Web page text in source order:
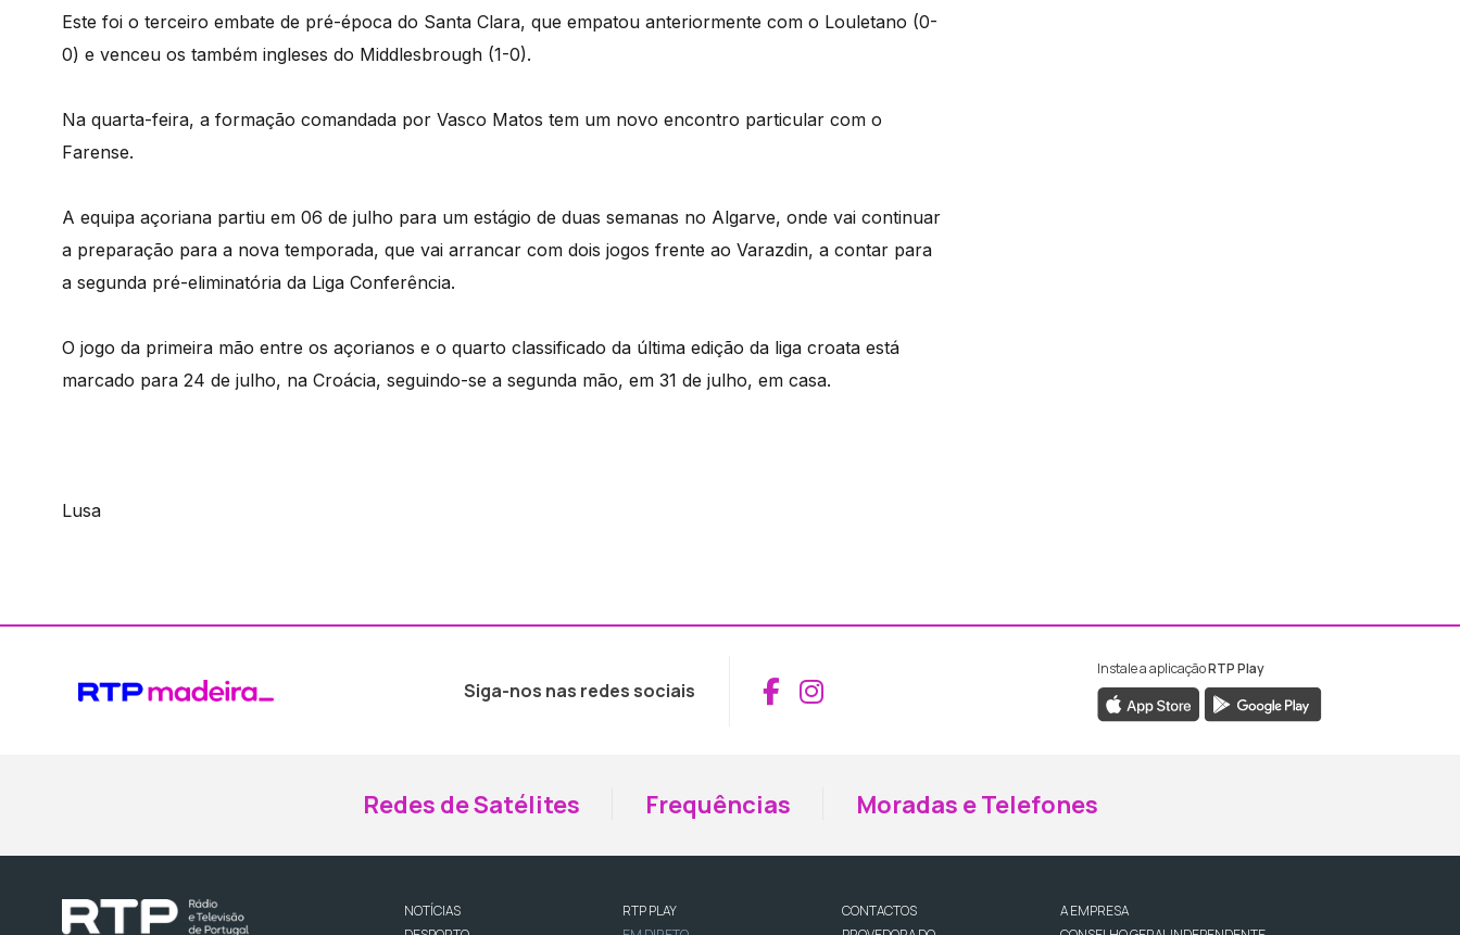
Este foi o terceiro embate de pré-época do Santa Clara, que empatou anteriormente com o Louletano (0-
0) e venceu os também ingleses do Middlesbrough (1-0).
Na quarta-feira, a formação comandada por Vasco Matos tem um novo encontro particular com o
Farense.
A equipa açoriana partiu em 06 de julho para um estágio de duas semanas no Algarve, onde vai continuar
a preparação para a nova temporada, que vai arrancar com dois jogos frente ao Varazdin, a contar para
a segunda pré-eliminatória da Liga Conferência.
O jogo da primeira mão entre os açorianos e o quarto classificado da última edição da liga croata está
marcado para 24 de julho, na Croácia, seguindo-se a segunda mão, em 31 de julho, em casa.
Lusa
Siga-nos nas redes sociais Aceder ao Facebook da RTP Madeira
Aceder ao Instagram da RTP Madeira
Instale a aplicaçãoRTP Play
Redes de Satélites Frequências Moradas e Telefones
NOTÍCIAS
RTP PLAY
CONTACTOS
A EMPRESA